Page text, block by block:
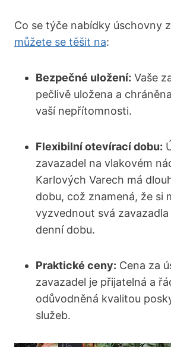
Co se týče nabídky úschovny
můžete se těšit na:
Bezpečné uložení: Vaše
pečlivě uložena a
vaší nepřítomnosti.
Flexibilní otevírací dobu:
zavazadel na vlakovém
Karlových Varech má
dobu, což znamená, že si
vyzvednout svá
denní dobu.
Praktické ceny: Cena za
zavazadel je přijatelná a
odůvodněná kvalitou
služeb.